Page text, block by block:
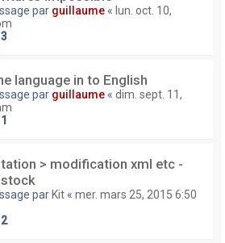
par guillaume « lun. oct. 10,
3
language in to English
par guillaume « dim. sept. 11,
1
> modification xml etc -
parKit « mer. mars 25, 2015 6:50
2